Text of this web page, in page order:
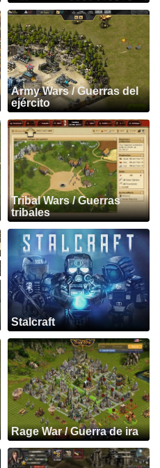
Army Wars / Guerras del
ejército
Tribal Wars / Guerras
tribales
Stalcraft
Rage War / Guerra de ira